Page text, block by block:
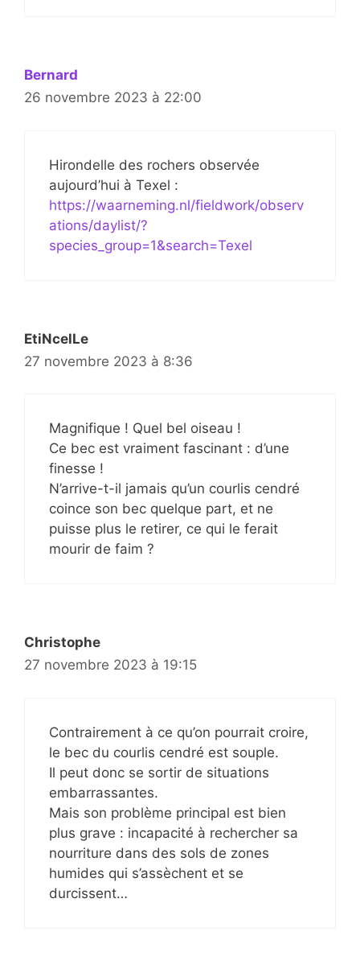
Bernard
26 novembre 2023 à 22:00
Hirondelle des rochers observée
aujourd’hui à Texel :
https://waarneming.nl/fieldwork/observ
ations/daylist/?
species_group=1&search=Texel
EtiNcelLe
27 novembre 2023 à 8:36
Magnifique ! Quel bel oiseau !
Ce bec est vraiment fascinant : d’une
finesse !
N’arrive-t-il jamais qu’un courlis cendré
coince son bec quelque part, et ne
puisse plus le retirer, ce qui le ferait
mourir de faim ?
Christophe
27 novembre 2023 à 19:15
Contrairement à ce qu’on pourrait croire,
le bec du courlis cendré est souple.
Il peut donc se sortir de situations
embarrassantes.
Mais son problème principal est bien
plus grave : incapacité à rechercher sa
nourriture dans des sols de zones
humides qui s’assèchent et se
durcissent…